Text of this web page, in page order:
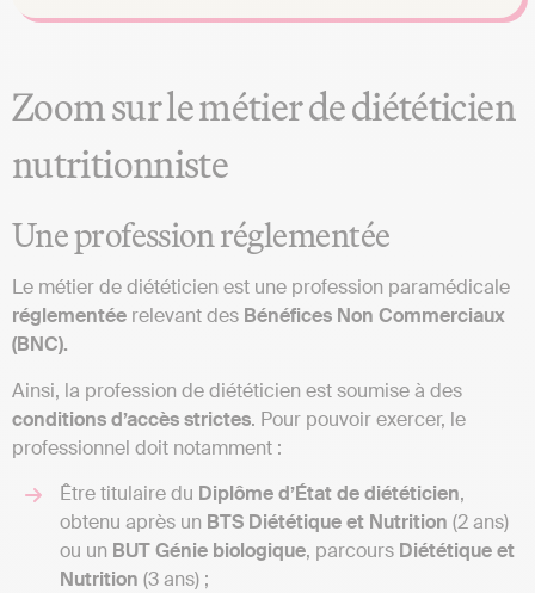
Zoom sur le métier de diététicien
nutritionniste
Une profession réglementée
Le métier de diététicien est une profession paramédicale
réglementée relevant des Bénéfices Non Commerciaux
(BNC).
Ainsi, la profession de diététicien est soumise à des
conditionsd’accès strictes. Pour pouvoir exercer, le
professionnel doit notamment :
Être titulaire du Diplôme d’État de diététicien,
obtenu après un BTS Diététique et Nutrition (2 ans)
ou un BUT Génie biologique, parcours Diététique et
Nutrition (3 ans) ;